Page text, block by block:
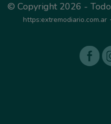
© Copyright 2026 -
https:extremodiario.com.ar